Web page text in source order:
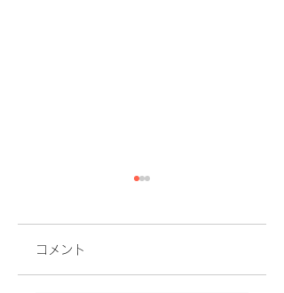
コメント